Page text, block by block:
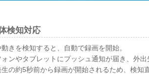
検知対応
きを検知すると、自動で録画を開始。
ォンやタブレットにプッシュ通知が届き、外
の約5秒前から録画が開始されるため、検知